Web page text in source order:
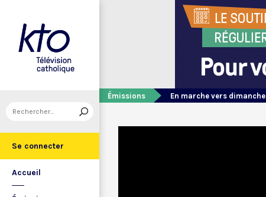
Se connecter
Accueil
Émissions En marche vers dimanche